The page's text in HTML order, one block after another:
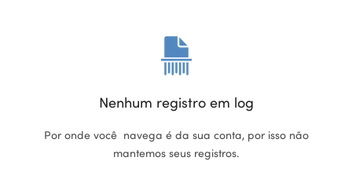
Nenhum registro em log
Por onde você navega é da sua conta, por isso não
mantemos seus registros.